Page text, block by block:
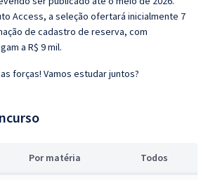
Access, a seleção ofertará inicialmente 7
de cadastro de reserva, com
a R$ 9 mil.
forças! Vamos estudar juntos?
Por matéria Todos